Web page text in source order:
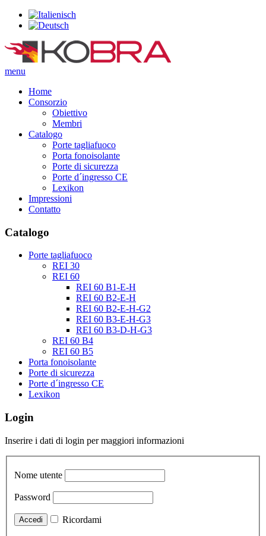
menu
Home
Consorzio
Obiettivo
Membri
Catalogo
Porte tagliafuoco
Porta fonoisolante
Porte di sicurezza
Porte d´ingresso CE
Lexikon
Impressioni
Contatto
Catalogo
Porte tagliafuoco
REI 30
REI 60
REI 60 B1-E-H
REI 60 B2-E-H
REI 60 B2-E-H-G2
REI 60 B3-E-H-G3
REI 60 B3-D-H-G3
REI 60 B4
REI 60 B5
Porta fonoisolante
Porte di sicurezza
Porte d´ingresso CE
Lexikon
Login
Inserire i dati di login per maggiori informazioni
Nome utente
Password
Ricordami